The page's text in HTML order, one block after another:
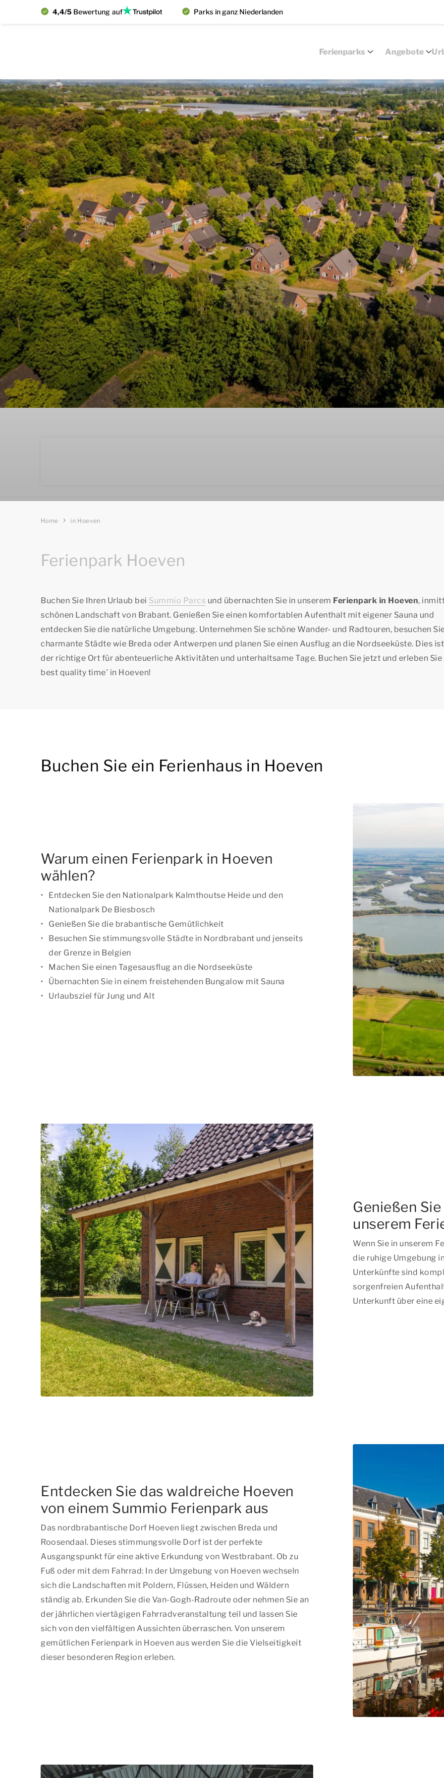
4,4/5 Bewertung auf Parks in ganz Niederlanden
Ferienparks Angebote
Home in Hoeven
Ferienpark Hoeven
Buchen Sie Ihren Urlaub bei Summio Parcs und übernachten Sie in unserem Ferienpark in Hoeven,
schönen Landschaft von Brabant. Genießen Sie einen komfortablen Aufenthalt mit eigener Sauna und
entdecken Sie die natürliche Umgebung. Unternehmen Sie schöne Wander- und Radtouren, besuchen
charmante Städte wie Breda oder Antwerpen und planen Sie einen Ausflug an die Nordseeküste. Dies
der richtige Ort für abenteuerliche Aktivitäten und unterhaltsame Tage. Buchen Sie jetzt und erleben Sie
best quality time' in Hoeven!
Buchen Sie ein Ferienhaus in Hoeven
Warum einen Ferienpark in Hoeven
wählen?
Entdecken Sie den Nationalpark Kalmthoutse Heide und den
Nationalpark De Biesbosch
Genießen Sie die brabantische Gemütlichkeit
Besuchen Sie stimmungsvolle Städte in Nordbrabant und jenseits
der Grenze in Belgien
Machen Sie einen Tagesausflug an die Nordseeküste
Übernachten Sie in einem freistehenden Bungalow mit Sauna
Urlaubsziel für Jung und Alt
Genießen
unserem
Wenn Sie in unserem
die ruhige Umgebung
Unterkünfte sind
sorgenfreien
Unterkunft über eine
Entdecken Sie das waldreiche Hoeven
von einem Summio Ferienpark aus
Das nordbrabantische Dorf Hoeven liegt zwischen Breda und
Roosendaal. Dieses stimmungsvolle Dorf ist der perfekte
Ausgangspunkt für eine aktive Erkundung von Westbrabant. Ob zu
Fuß oder mit dem Fahrrad: In der Umgebung von Hoeven wechseln
sich die Landschaften mit Poldern, Flüssen, Heiden und Wäldern
ständig ab. Erkunden Sie die Van-Gogh-Radroute oder nehmen Sie an
der jährlichen viertägigen Fahrradveranstaltung teil und lassen Sie
sich von den vielfältigen Aussichten überraschen. Von unserem
gemütlichen Ferienpark in Hoeven aus werden Sie die Vielseitigkeit
dieser besonderen Region erleben.